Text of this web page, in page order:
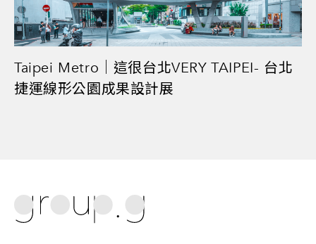
Taipei Metro｜這很台北VERY TAIPEI- 台北
捷運線形公園成果設計展